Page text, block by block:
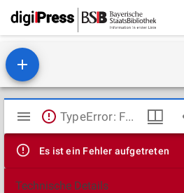
Mirador
Viewer
TypeError: Failed to fetch
Es ist ein Fehler aufgetreten
Technische Details